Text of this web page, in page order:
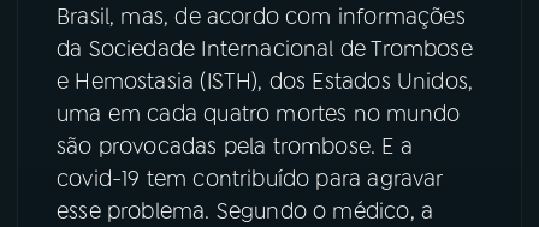
Brasil, mas, de acordo com informações
da Sociedade Internacional de Trombose
e Hemostasia (ISTH), dos Estados Unidos,
uma em cada quatro mortes no mundo
são provocadas pela trombose. E a
covid-19 tem contribuído para agravar
esse problema. Segundo o médico, a